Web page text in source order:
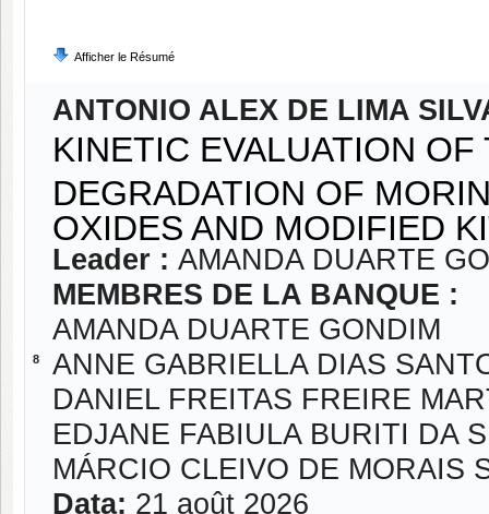
Afficher le Résumé
8
ANTONIO ALEX DE LIMA
KINETIC EVALUATION
DEGRADATION OF
OXIDES AND MODIFIED
Leader : AMANDA DUARTE
MEMBRES DE LA BANQUE :
AMANDA DUARTE GONDIM
ANNE GABRIELLA DIAS
DANIEL FREITAS FREIRE
EDJANE FABIULA BURITI DA
MÁRCIO CLEIVO DE MORAIS
Data: 21 août 2026